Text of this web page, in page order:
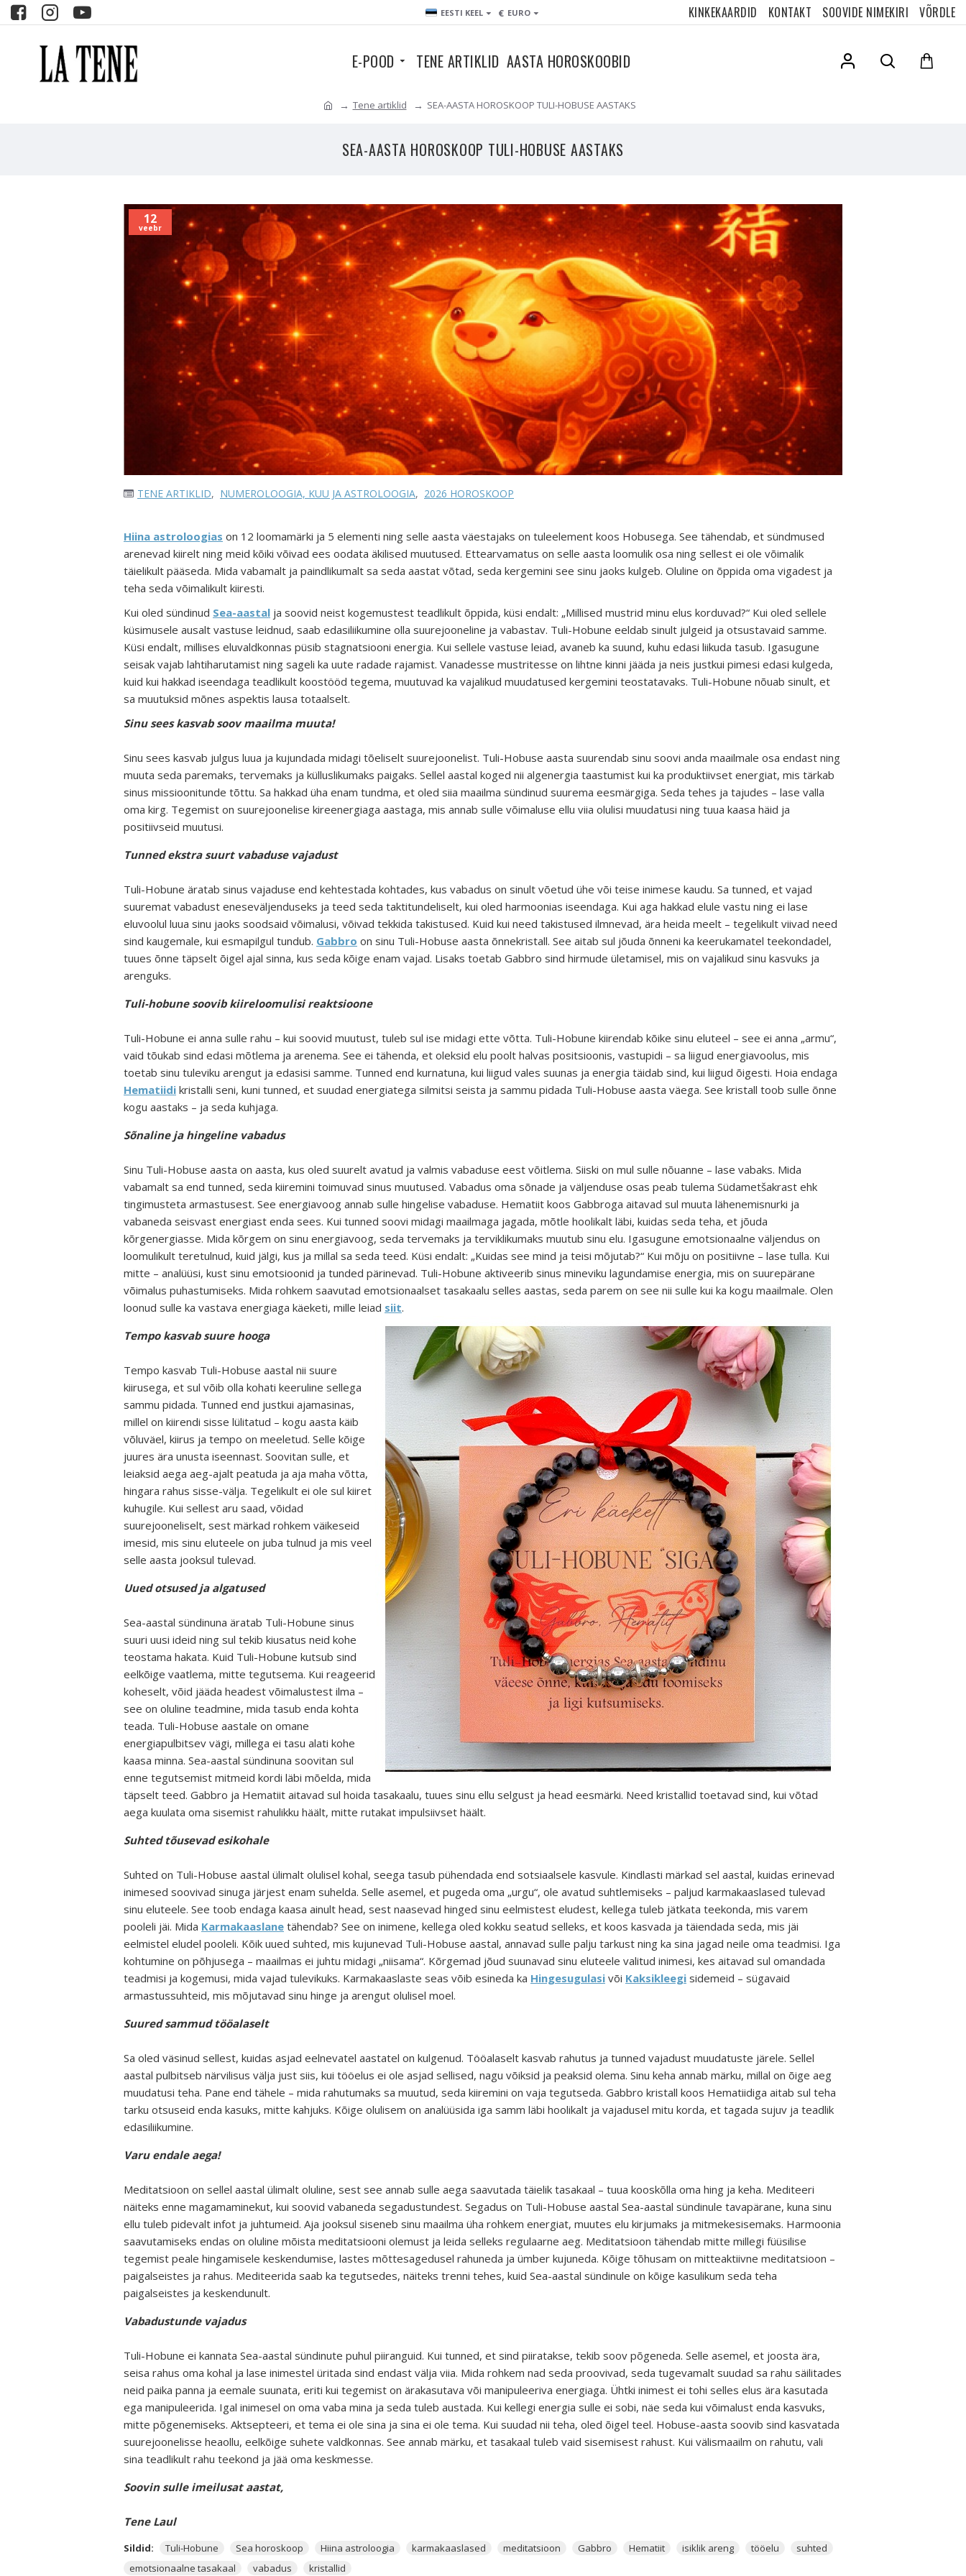
EESTI KEEL € EURO KINKEKAARDID KONTAKT SOOVIDE NIMEKIRI VÕRDLE
E-POOD TENE ARTIKLID AASTA HOROSKOOBID
Tene artiklid SEA-AASTA HOROSKOOP TULI-HOBUSE AASTAKS
SEA-AASTA HOROSKOOP TULI-HOBUSE AASTAKS
12
veebr
TENE ARTIKLID, NUMEROLOOGIA, KUU JA ASTROLOOGIA, 2026 HOROSKOOP
Hiina astroloogias on 12 loomamärki ja 5 elementi ning selle aasta väestajaks on tuleelement koos Hobusega. See tähendab, et sündmused
arenevad kiirelt ning meid kõiki võivad ees oodata äkilised muutused. Ettearvamatus on selle aasta loomulik osa ning sellest ei ole võimalik
täielikult pääseda. Mida vabamalt ja paindlikumalt sa seda aastat võtad, seda kergemini see sinu jaoks kulgeb. Oluline on õppida oma vigadest ja
teha seda võimalikult kiiresti.
Kui oled sündinud Sea-aastal ja soovid neist kogemustest teadlikult õppida, küsi endalt: „Millised mustrid minu elus korduvad?“ Kui oled sellele
küsimusele ausalt vastuse leidnud, saab edasiliikumine olla suurejooneline ja vabastav. Tuli-Hobune eeldab sinult julgeid ja otsustavaid samme.
Küsi endalt, millises eluvaldkonnas püsib stagnatsiooni energia. Kui sellele vastuse leiad, avaneb ka suund, kuhu edasi liikuda tasub. Igasugune
seisak vajab lahtiharutamist ning sageli ka uute radade rajamist. Vanadesse mustritesse on lihtne kinni jääda ja neis justkui pimesi edasi kulgeda,
kuid kui hakkad iseendaga teadlikult koostööd tegema, muutuvad ka vajalikud muudatused kergemini teostatavaks. Tuli-Hobune nõuab sinult, et
sa muutuksid mõnes aspektis lausa totaalselt.
Sinu sees kasvab soov maailma muuta!
Sinu sees kasvab julgus luua ja kujundada midagi tõeliselt suurejoonelist. Tuli-Hobuse aasta suurendab sinu soovi anda maailmale osa endast ning
muuta seda paremaks, tervemaks ja külluslikumaks paigaks. Sellel aastal koged nii algenergia taastumist kui ka produktiivset energiat, mis tärkab
sinus missioonitunde tõttu. Sa hakkad üha enam tundma, et oled siia maailma sündinud suurema eesmärgiga. Seda tehes ja tajudes – lase valla
oma kirg. Tegemist on suurejoonelise kireenergiaga aastaga, mis annab sulle võimaluse ellu viia olulisi muudatusi ning tuua kaasa häid ja
positiivseid muutusi.
Tunned ekstra suurt vabaduse vajadust
Tuli-Hobune äratab sinus vajaduse end kehtestada kohtades, kus vabadus on sinult võetud ühe või teise inimese kaudu. Sa tunned, et vajad
suuremat vabadust eneseväljenduseks ja teed seda taktitundeliselt, kui oled harmoonias iseendaga. Kui aga hakkad elule vastu ning ei lase
eluvoolul luua sinu jaoks soodsaid võimalusi, võivad tekkida takistused. Kuid kui need takistused ilmnevad, ära heida meelt – tegelikult viivad need
sind kaugemale, kui esmapilgul tundub. Gabbro on sinu Tuli-Hobuse aasta õnnekristall. See aitab sul jõuda õnneni ka keerukamatel teekondadel,
tuues õnne täpselt õigel ajal sinna, kus seda kõige enam vajad. Lisaks toetab Gabbro sind hirmude ületamisel, mis on vajalikud sinu kasvuks ja
arenguks.
Tuli-hobune soovib kiireloomulisi reaktsioone
Tuli-Hobune ei anna sulle rahu – kui soovid muutust, tuleb sul ise midagi ette võtta. Tuli-Hobune kiirendab kõike sinu eluteel – see ei anna „armu“,
vaid tõukab sind edasi mõtlema ja arenema. See ei tähenda, et oleksid elu poolt halvas positsioonis, vastupidi – sa liigud energiavoolus, mis
toetab sinu tuleviku arengut ja edasisi samme. Tunned end kurnatuna, kui liigud vales suunas ja energia täidab sind, kui liigud õigesti. Hoia endaga
Hematiidi kristalli seni, kuni tunned, et suudad energiatega silmitsi seista ja sammu pidada Tuli-Hobuse aasta väega. See kristall toob sulle õnne
kogu aastaks – ja seda kuhjaga.
Sõnaline ja hingeline vabadus
Sinu Tuli-Hobuse aasta on aasta, kus oled suurelt avatud ja valmis vabaduse eest võitlema. Siiski on mul sulle nõuanne – lase vabaks. Mida
vabamalt sa end tunned, seda kiiremini toimuvad sinus muutused. Vabadus oma sõnade ja väljenduse osas peab tulema Südametšakrast ehk
tingimusteta armastusest. See energiavoog annab sulle hingelise vabaduse. Hematiit koos Gabbroga aitavad sul muuta lähenemisnurki ja
vabaneda seisvast energiast enda sees. Kui tunned soovi midagi maailmaga jagada, mõtle hoolikalt läbi, kuidas seda teha, et jõuda
kõrgenergiasse. Mida kõrgem on sinu energiavoog, seda tervemaks ja terviklikumaks muutub sinu elu. Igasugune emotsionaalne väljendus on
loomulikult teretulnud, kuid jälgi, kus ja millal sa seda teed. Küsi endalt: „Kuidas see mind ja teisi mõjutab?“ Kui mõju on positiivne – lase tulla. Kui
mitte – analüüsi, kust sinu emotsioonid ja tunded pärinevad. Tuli-Hobune aktiveerib sinus mineviku lagundamise energia, mis on suurepärane
võimalus puhastumiseks. Mida rohkem saavutad emotsionaalset tasakaalu selles aastas, seda parem on see nii sulle kui ka kogu maailmale. Olen
loonud sulle ka vastava energiaga käeketi, mille leiad siit.
Tempo kasvab suure hooga
Tempo kasvab Tuli-Hobuse aastal nii suure
kiirusega, et sul võib olla kohati keeruline sellega
sammu pidada. Tunned end justkui ajamasinas,
millel on kiirendi sisse lülitatud – kogu aasta käib
võluväel, kiirus ja tempo on meeletud. Selle kõige
juures ära unusta iseennast. Soovitan sulle, et
leiaksid aega aeg-ajalt peatuda ja aja maha võtta,
hingara rahus sisse-välja. Tegelikult ei ole sul kiiret
kuhugile. Kui sellest aru saad, võidad
suurejooneliselt, sest märkad rohkem väikeseid
imesid, mis sinu eluteele on juba tulnud ja mis veel
selle aasta jooksul tulevad.
Uued otsused ja algatused
Sea-aastal sündinuna äratab Tuli-Hobune sinus
suuri uusi ideid ning sul tekib kiusatus neid kohe
teostama hakata. Kuid Tuli-Hobune kutsub sind
eelkõige vaatlema, mitte tegutsema. Kui reageerid
koheselt, võid jääda headest võimalustest ilma –
see on oluline teadmine, mida tasub enda kohta
teada. Tuli-Hobuse aastale on omane
energiapulbitsev vägi, millega ei tasu alati kohe
kaasa minna. Sea-aastal sündinuna soovitan sul
enne tegutsemist mitmeid kordi läbi mõelda, mida
täpselt teed. Gabbro ja Hematiit aitavad sul hoida tasakaalu, tuues sinu ellu selgust ja head eesmärki. Need kristallid toetavad sind, kui võtad
aega kuulata oma sisemist rahulikku häält, mitte rutakat impulsiivset häält.
Suhted tõusevad esikohale
Suhted on Tuli-Hobuse aastal ülimalt olulisel kohal, seega tasub pühendada end sotsiaalsele kasvule. Kindlasti märkad sel aastal, kuidas erinevad
inimesed soovivad sinuga järjest enam suhelda. Selle asemel, et pugeda oma „urgu“, ole avatud suhtlemiseks – paljud karmakaaslased tulevad
sinu eluteele. See toob endaga kaasa ainult head, sest naasevad hinged sinu eelmistest eludest, kellega tuleb jätkata teekonda, mis varem
pooleli jäi. Mida Karmakaaslane tähendab? See on inimene, kellega oled kokku seatud selleks, et koos kasvada ja täiendada seda, mis jäi
eelmistel eludel pooleli. Kõik uued suhted, mis kujunevad Tuli-Hobuse aastal, annavad sulle palju tarkust ning ka sina jagad neile oma teadmisi. Iga
kohtumine on põhjusega – maailmas ei juhtu midagi „niisama“. Kõrgemad jõud suunavad sinu eluteele valitud inimesi, kes aitavad sul omandada
teadmisi ja kogemusi, mida vajad tulevikuks. Karmakaaslaste seas võib esineda ka Hingesugulasi või Kaksikleegi sidemeid – sügavaid
armastussuhteid, mis mõjutavad sinu hinge ja arengut olulisel moel.
Suured sammud tööalaselt
Sa oled väsinud sellest, kuidas asjad eelnevatel aastatel on kulgenud. Tööalaselt kasvab rahutus ja tunned vajadust muudatuste järele. Sellel
aastal pulbitseb närvilisus välja just siis, kui tööelus ei ole asjad sellised, nagu võiksid ja peaksid olema. Sinu keha annab märku, millal on õige aeg
muudatusi teha. Pane end tähele – mida rahutumaks sa muutud, seda kiiremini on vaja tegutseda. Gabbro kristall koos Hematiidiga aitab sul teha
tarku otsuseid enda kasuks, mitte kahjuks. Kõige olulisem on analüüsida iga samm läbi hoolikalt ja vajadusel mitu korda, et tagada sujuv ja teadlik
edasiliikumine.
Varu endale aega!
Meditatsioon on sellel aastal ülimalt oluline, sest see annab sulle aega saavutada täielik tasakaal – tuua kooskõlla oma hing ja keha. Mediteeri
näiteks enne magamaminekut, kui soovid vabaneda segadustundest. Segadus on Tuli-Hobuse aastal Sea-aastal sündinule tavapärane, kuna sinu
ellu tuleb pidevalt infot ja juhtumeid. Aja jooksul siseneb sinu maailma üha rohkem energiat, muutes elu kirjumaks ja mitmekesisemaks. Harmoonia
saavutamiseks endas on oluline mõista meditatsiooni olemust ja leida selleks regulaarne aeg. Meditatsioon tähendab mitte millegi füüsilise
tegemist peale hingamisele keskendumise, lastes mõttesagedusel rahuneda ja ümber kujuneda. Kõige tõhusam on mitteaktiivne meditatsioon –
paigalseistes ja rahus. Mediteerida saab ka tegutsedes, näiteks trenni tehes, kuid Sea-aastal sündinule on kõige kasulikum seda teha
paigalseistes ja keskendunult.
Vabadustunde vajadus
Tuli-Hobune ei kannata Sea-aastal sündinute puhul piiranguid. Kui tunned, et sind piiratakse, tekib soov põgeneda. Selle asemel, et joosta ära,
seisa rahus oma kohal ja lase inimestel üritada sind endast välja viia. Mida rohkem nad seda proovivad, seda tugevamalt suudad sa rahu säilitades
neid paika panna ja eemale suunata, eriti kui tegemist on ärakasutava või manipuleeriva energiaga. Ühtki inimest ei tohi selles elus ära kasutada
ega manipuleerida. Igal inimesel on oma vaba mina ja seda tuleb austada. Kui kellegi energia sulle ei sobi, näe seda kui võimalust enda kasvuks,
mitte põgenemiseks. Aktsepteeri, et tema ei ole sina ja sina ei ole tema. Kui suudad nii teha, oled õigel teel. Hobuse-aasta soovib sind kasvatada
suurejoonelisse heaollu, eelkõige suhete valdkonnas. See annab märku, et tasakaal tuleb vaid sisemisest rahust. Kui välismaailm on rahutu, vali
sina teadlikult rahu teekond ja jää oma keskmesse.
Soovin sulle imeilusat aastat,
Tene Laul
Sildid: Tuli-Hobune Sea horoskoop Hiina astroloogia karmakaaslased meditatsioon Gabbro Hematiit isiklik areng tööelu
suhted
emotsionaalne tasakaal
vabadus kristallid